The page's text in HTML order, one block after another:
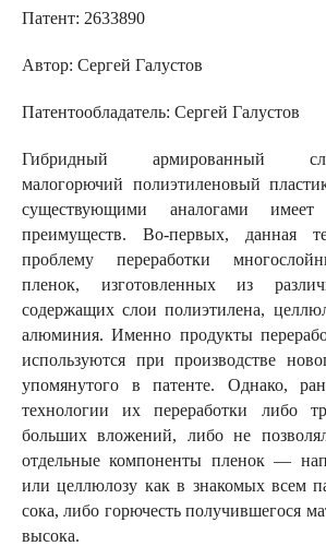
Патент: 2633890
Автор: Сергей Галустов
Патентообладатель: Сергей Галустов
Гибридный армированный
малогорючий полиэтиленовый
существующими аналогами
преимуществ. Во‑первых, данная
проблему переработки
пленок, изготовленных из
содержащих слои полиэтилена,
алюминия. Именно продукты
используются при производстве
упомянутого в патенте. Однако,
технологии их переработки либо
больших вложений, либо не
отдельные компоненты пленок —
или целлюлозу как в знакомых всем
сока, либо горючесть получившегося
высока.